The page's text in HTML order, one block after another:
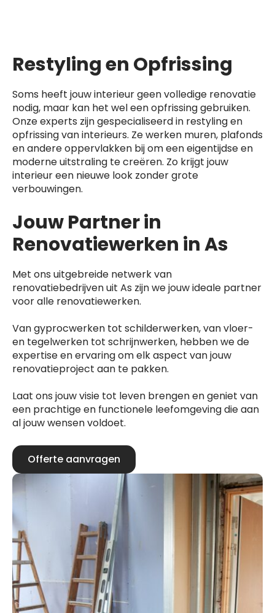
Restyling en Opfrissing
Soms heeft jouw interieur geen volledige renovatie
nodig, maar kan het wel een opfrissing gebruiken.
Onze experts zijn gespecialiseerd in restyling en
opfrissing van interieurs. Ze werken muren, plafonds
en andere oppervlakken bij om een eigentijdse en
moderne uitstraling te creëren. Zo krijgt jouw
interieur een nieuwe look zonder grote
verbouwingen.
Jouw Partner in
Renovatiewerken in As
Met ons uitgebreide netwerk van
renovatiebedrijven uit As zijn we jouw ideale partner
voor alle renovatiewerken.
Van gyprocwerken tot schilderwerken, van vloer-
en tegelwerken tot schrijnwerken, hebben we de
expertise en ervaring om elk aspect van jouw
renovatieproject aan te pakken.
Laat ons jouw visie tot leven brengen en geniet van
een prachtige en functionele leefomgeving die aan
al jouw wensen voldoet.
Offerte aanvragen